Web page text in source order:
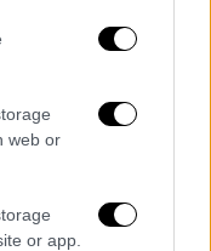
web or
or app.
από την
εποχή. Στο
η
κατάσταση
και
του